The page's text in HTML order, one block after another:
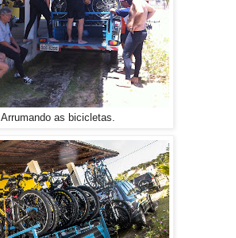
Arrumando as bicicletas.